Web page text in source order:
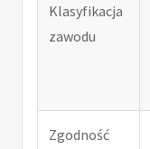
Klasyfikacja
zawodu
Zgodność